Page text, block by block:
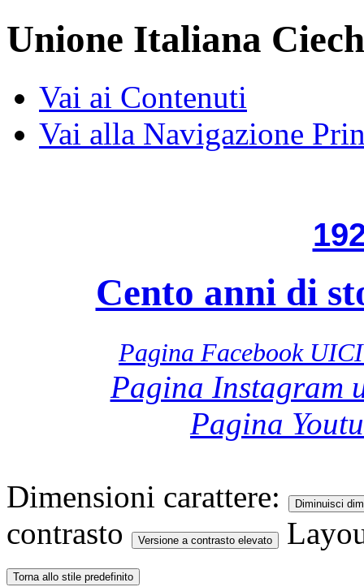
Unione Italiana
Vai ai Contenuti
Vai alla Navigazione
Cento anni di
Pagina Facebook
Pagina
Pagina
Dimensioni carattere: Diminuisci
contrasto Versione a contrasto elevato
Torna allo stile predefinito